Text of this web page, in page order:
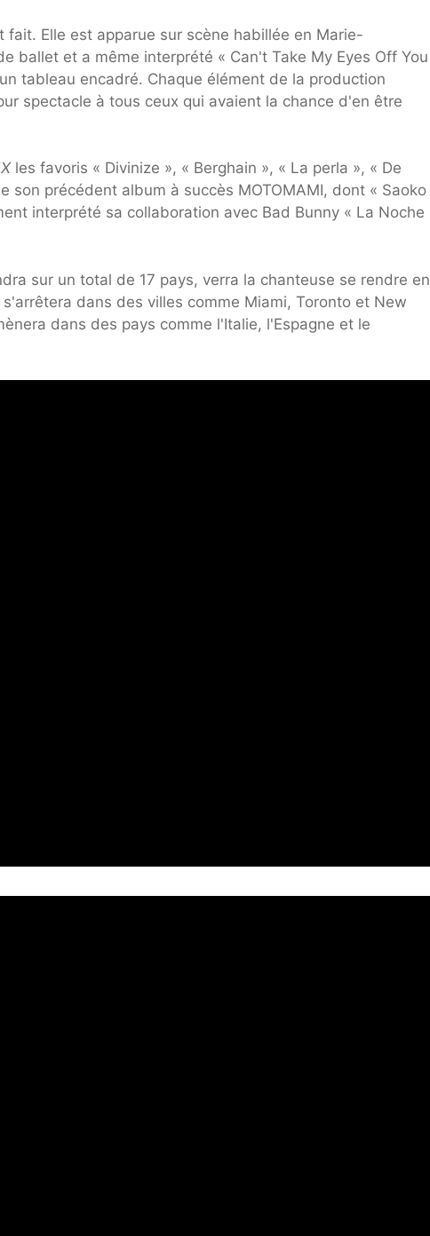
fait. Elle est apparue sur scène habillée en Marie-
ballet et a même interprété « Can't Take My Eyes Off You
tableau encadré. Chaque élément de la production
spectacle à tous ceux qui avaient la chance d'en être
les favoris « Divinize », « Berghain », « La perla », « De
son précédent album à succès MOTOMAMI, dont « Saoko
interprété sa collaboration avec Bad Bunny « La Noche
sur un total de 17 pays, verra la chanteuse se rendre en
dans des villes comme Miami, Toronto et New
dans des pays comme l'Italie, l'Espagne et le